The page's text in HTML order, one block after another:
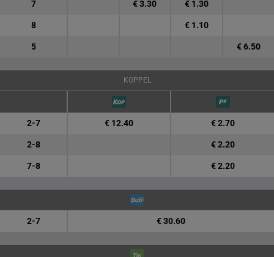
7 € 3.30 € 1.30
8 € 1.10
5 € 6.50
KOPPEL
2-7 € 12.40 € 2.70
2-8 € 2.20
7-8 € 2.20
2-7 € 30.60